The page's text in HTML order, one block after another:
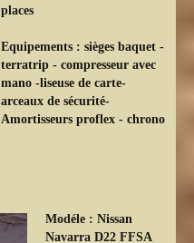
places
Equipements : sièges baquet -
terratrip - compresseur avec
mano -liseuse de carte-
arceaux de sécurité-
Amortisseurs proflex - chrono
Modéle : Nissan
Navarra D22 FFSA